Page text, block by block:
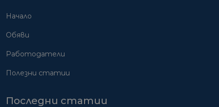
Начало
Обяви
Работодатели
Полезни статии
Последни статии